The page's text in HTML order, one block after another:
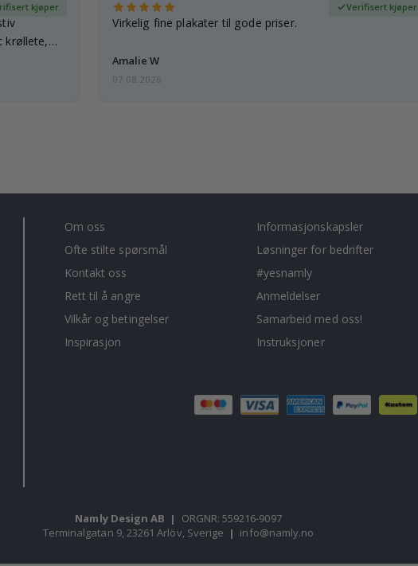
krøllete,
kjøper
Virkelig fine plakater til gode priser.
Amalie W
Verifisert kjøper
07.08.2026
Om oss
Ofte stilte spørsmål
Kontakt oss
Rett til å angre
Vilkår og betingelser
Inspirasjon
Informasjonskapsler
Løsninger for bedrifter
#yesnamly
Anmeldelser
Samarbeid med oss!
Instruksjoner
Namly Design AB |
ORGNR: 559216-9097
Terminalgatan 9, 23261 Arlöv, Sverige | info@namly.no